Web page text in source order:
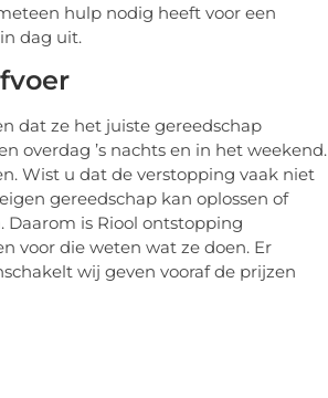
hulp nodig heeft voor een
dag uit.
dat ze het juiste gereedschap
overdag ’s nachts en in het weekend.
Wist u dat de verstopping vaak niet
gereedschap kan oplossen of
is Riool ontstopping
voor die weten wat ze doen. Er
wij geven vooraf de prijzen